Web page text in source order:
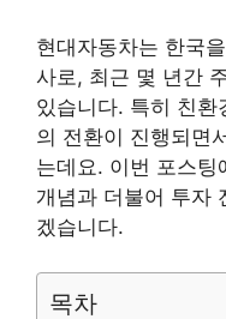
현대자동차는 한국
사로, 최근 몇 년간
있습니다. 특히 친환
의 전환이 진행되면
는데요. 이번 포스팅
개념과 더불어 투자
겠습니다.
목차